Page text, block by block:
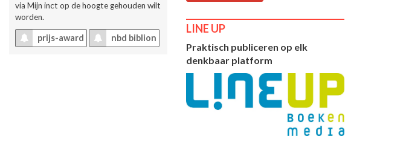
via Mijn inct op de hoogte gehouden wilt
worden.
prijs-award nbd biblion
LINE UP
Praktisch publiceren op elk
denkbaar platform